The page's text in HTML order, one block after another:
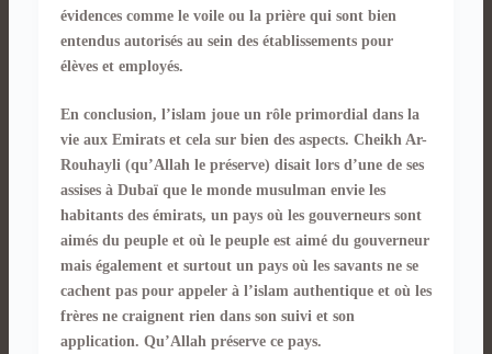
évidences comme le voile ou la prière qui sont bien
entendus autorisés au sein des établissements pour
élèves et employés.
En conclusion, l’islam joue un rôle primordial dans la
vie aux Emirats et cela sur bien des aspects. Cheikh Ar-
Rouhayli (qu’Allah le préserve) disait lors d’une de ses
assises à Dubaï que le monde musulman envie les
habitants des émirats, un pays où les gouverneurs sont
aimés du peuple et où le peuple est aimé du gouverneur
mais également et surtout un pays où les savants ne se
cachent pas pour appeler à l’islam authentique et où les
frères ne craignent rien dans son suivi et son
application. Qu’Allah préserve ce pays.